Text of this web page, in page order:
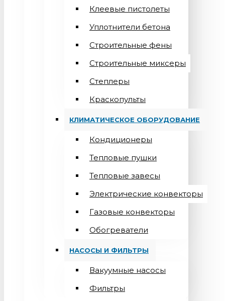
Клеевые пистолеты
Уплотнители бетона
Строительные фены
Строительные миксеры
Степлеры
Краскопульты
КЛИМАТИЧЕСКОЕ ОБОРУДОВАНИЕ
Кондиционеры
Teпловые пушки
Тепловые завесы
Электрические конвекторы
Газовые конвекторы
Обогреватели
НАСОСЫ И ФИЛЬТРЫ
Вакуумные насосы
Фильтры